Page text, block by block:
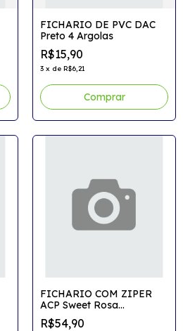
FICHARIO DE PVC DAC
Preto 4 Argolas
R$15,90
3 x de R$6,21
Comprar
FICHARIO COM ZIPER
ACP Sweet Rosa
C/Estojo+Div
R$54,90